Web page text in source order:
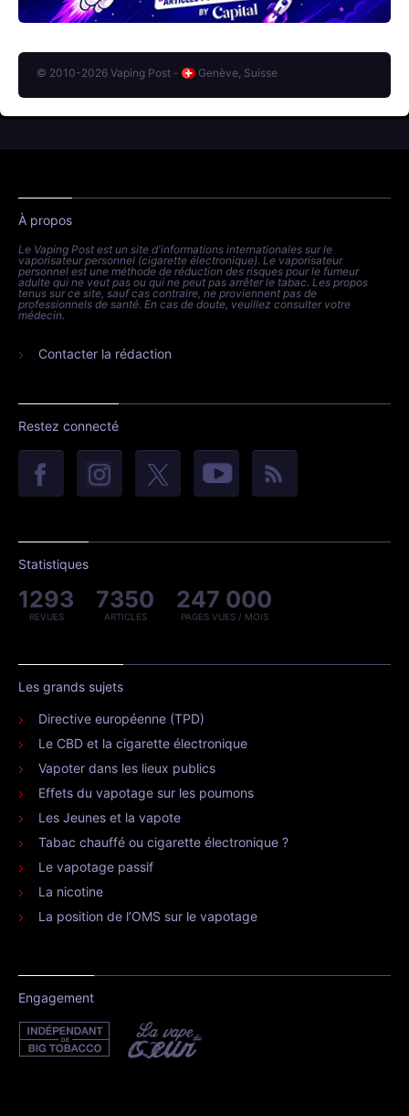
© 2010-2026 Vaping Post - Genève, Suisse
À propos
Le Vaping Post est un site d'informations internationales sur le
vaporisateur personnel (cigarette électronique). Le vaporisateur
personnel est une méthode de réduction des risques pour le fumeur
adulte qui ne veut pas ou qui ne peut pas arrêter le tabac. Les propos
tenus sur ce site, sauf cas contraire, ne proviennent pas de
professionnels de santé. En cas de doute, veuillez consulter votre
médecin.
Contacter la rédaction
Restez connecté
Statistiques
1293
REVUES
7350
ARTICLES
247 000
PAGES VUES / MOIS
Les grands sujets
Directive européenne (TPD)
Le CBD et la cigarette électronique
Vapoter dans les lieux publics
Effets du vapotage sur les poumons
Les Jeunes et la vapote
Tabac chauffé ou cigarette électronique ?
Le vapotage passif
La nicotine
La position de l’OMS sur le vapotage
Engagement